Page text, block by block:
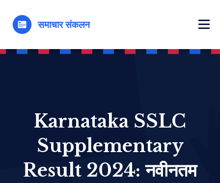
Karnataka SSLC
Supplementary
Result 2024: नवीनतम